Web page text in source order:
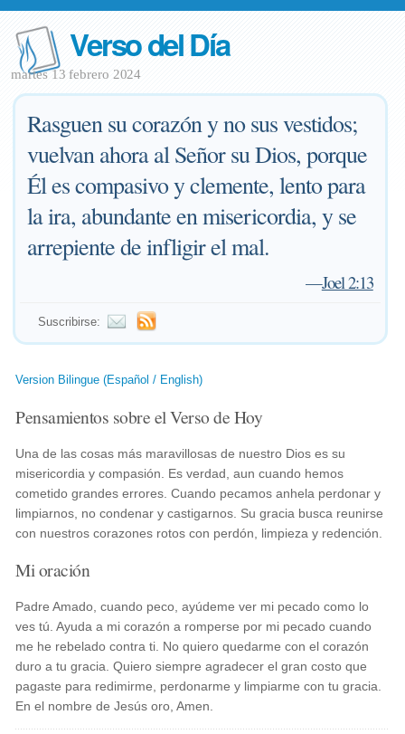
Verso del Día
martes 13 febrero 2024
Rasguen su corazón y no sus vestidos;
vuelvan ahora al Señor su Dios, porque
Él es compasivo y clemente, lento para
la ira, abundante en misericordia, y se
arrepiente de infligir el mal.
—Joel 2:13
Suscribirse:
Version Bilingue (Español / English)
Pensamientos sobre el Verso de Hoy
Una de las cosas más maravillosas de nuestro Dios es su
misericordia y compasión. Es verdad, aun cuando hemos
cometido grandes errores. Cuando pecamos anhela perdonar y
limpiarnos, no condenar y castigarnos. Su gracia busca reunirse
con nuestros corazones rotos con perdón, limpieza y redención.
Mi oración
Padre Amado, cuando peco, ayúdeme ver mi pecado como lo
ves tú. Ayuda a mi corazón a romperse por mi pecado cuando
me he rebelado contra ti. No quiero quedarme con el corazón
duro a tu gracia. Quiero siempre agradecer el gran costo que
pagaste para redimirme, perdonarme y limpiarme con tu gracia.
En el nombre de Jesús oro, Amen.